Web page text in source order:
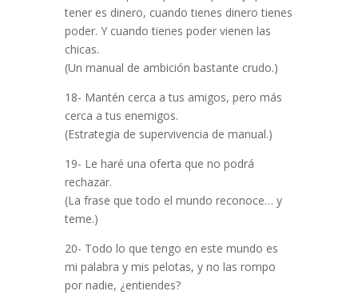
tener es dinero, cuando tienes dinero tienes
poder. Y cuando tienes poder vienen las
chicas.
(Un manual de ambición bastante crudo.)
18- Mantén cerca a tus amigos, pero más
cerca a tus enemigos.
(Estrategia de supervivencia de manual.)
19- Le haré una oferta que no podrá
rechazar.
(La frase que todo el mundo reconoce… y
teme.)
20- Todo lo que tengo en este mundo es
mi palabra y mis pelotas, y no las rompo
por nadie, ¿entiendes?